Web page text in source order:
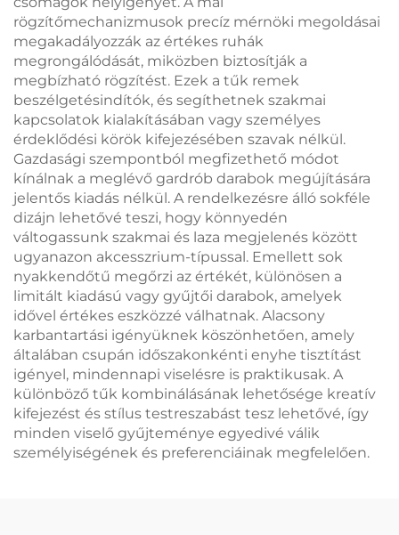
rögzítőmechanizmusok precíz mérnöki megoldásai
megakadályozzák az értékes ruhák
megrongálódását, miközben biztosítják a
megbízható rögzítést. Ezek a tűk remek
beszélgetésindítók, és segíthetnek szakmai
kapcsolatok kialakításában vagy személyes
érdeklődési körök kifejezésében szavak nélkül.
Gazdasági szempontból megfizethető módot
kínálnak a meglévő gardrób darabok megújítására
jelentős kiadás nélkül. A rendelkezésre álló sokféle
dizájn lehetővé teszi, hogy könnyedén
váltogassunk szakmai és laza megjelenés között
ugyanazon akcesszrium-típussal. Emellett sok
nyakkendőtű megőrzi az értékét, különösen a
limitált kiadású vagy gyűjtői darabok, amelyek
idővel értékes eszközzé válhatnak. Alacsony
karbantartási igényüknek köszönhetően, amely
általában csupán időszakonkénti enyhe tisztítást
igényel, mindennapi viselésre is praktikusak. A
különböző tűk kombinálásának lehetősége kreatív
kifejezést és stílus testreszabást tesz lehetővé, így
minden viselő gyűjteménye egyedivé válik
személyiségének és preferenciáinak megfelelően.